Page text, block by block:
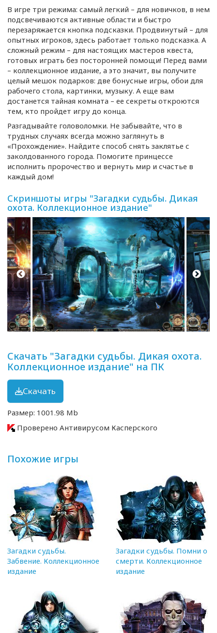
В игре три режима: самый легкий – для новичков, в нем
подсвечиваются активные области и быстро
перезаряжается кнопка подсказки. Продвинутый – для
опытных игроков, здесь работает только подсказка. А
сложный режим – для настоящих мастеров квеста,
готовых играть без посторонней помощи! Перед вами
– коллекционное издание, а это значит, вы получите
целый мешок подарков: две бонусные игры, обои для
рабочего стола, картинки, музыку. А еще вам
достанется тайная комната – ее секреты откроются
тем, кто пройдет игру до конца.
Разгадывайте головоломки. Не забывайте, что в
трудных случаях всегда можно заглянуть в
«Прохождение». Найдите способ снять заклятье с
заколдованного города. Помогите принцессе
исполнить пророчество и вернуть мир и счастье в
каждый дом!
Скриншоты игры "Загадки судьбы. Дикая
охота. Коллекционное издание"
Скачать "Загадки судьбы. Дикая охота.
Коллекционное издание" на ПК
Скачать
Размер: 1001.98 Mb
Проверено Антивирусом Касперского
Похожие игры
Загадки судьбы.
Забвение. Коллекционное
издание
Загадки судьбы. Помни о
смерти. Коллекционное
издание